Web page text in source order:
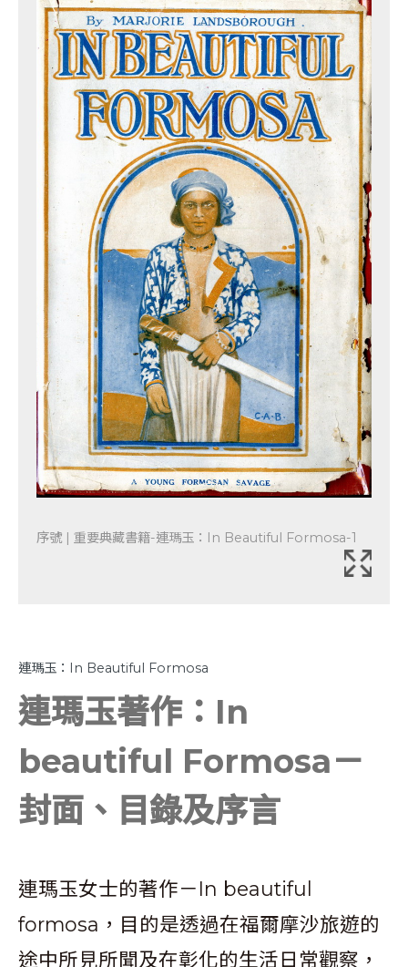
序號 | 重要典藏書籍-連瑪玉：In Beautiful Formosa-1
連瑪玉：In Beautiful Formosa
連瑪玉著作：In
beautiful Formosa－
封面、目錄及序言
連瑪玉女士的著作－In beautiful
formosa，目的是透過在福爾摩沙旅遊的
途中所見所聞及在彰化的生活日常觀察，